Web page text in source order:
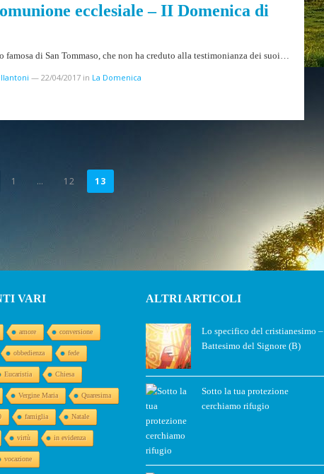
ecclesiale – II Domenica di
famosa di San Tommaso, che non ha creduto alla testimonianza dei suoi…
— 22/04/2017 in La Domenica
1 … 12 13
VARI
amore conversione
obbedienza fede
Eucaristia Chiesa
Vergine Maria Quaresima
famiglia Natale
virtù in evidenza
vocazione
ALTRI ARTICOLI
Lo specifico del cristianesimo –
Battesimo del Signore (B)
Sotto la tua protezione
cerchiamo rifugio